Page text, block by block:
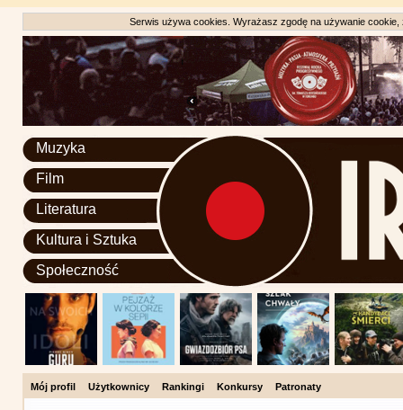
Serwis używa cookies. Wyrażasz zgodę na używanie
Muzyka
Film
Literatura
Kultura i Sztuka
Społeczność
Mój profil Użytkownicy Rankingi Konkursy Patronaty